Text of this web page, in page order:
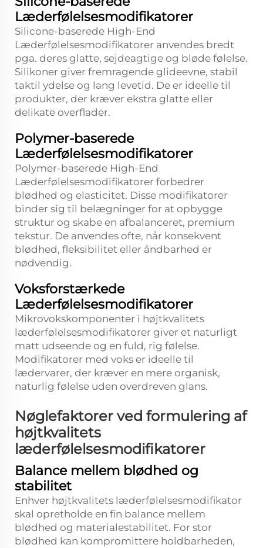
Læderfølelsesmodifikatorer
Silicone-baserede High-End
Læderfølelsesmodifikatorer anvendes bredt
pga. deres glatte, sejdeagtige og bløde følelse.
Silikoner giver fremragende glideevne, stabil
taktil ydelse og lang levetid. De er ideelle til
produkter, der kræver ekstra glatte eller
delikate overflader.
Polymer-baserede
Læderfølelsesmodifikatorer
Polymer-baserede High-End
Læderfølelsesmodifikatorer forbedrer
blødhed og elasticitet. Disse modifikatorer
binder sig til belægninger for at opbygge
struktur og skabe en afbalanceret, premium
tekstur. De anvendes ofte, når konsekvent
blødhed, fleksibilitet eller åndbarhed er
nødvendig.
Voksforstærkede
Læderfølelsesmodifikatorer
Mikrovokskomponenter i højtkvalitets
læderfølelsesmodifikatorer giver et naturligt
matt udseende og en fuld, rig følelse.
Modifikatorer med voks er ideelle til
lædervarer, der kræver en mere organisk,
naturlig følelse uden overdreven glans.
Nøglefaktorer ved formulering af
højtkvalitets
læderfølelsesmodifikatorer
Balance mellem blødhed og
stabilitet
Enhver højtkvalitets læderfølelsesmodifikator
skal opretholde en fin balance mellem
blødhed og materialestabilitet. For stor
blødhed kan kompromittere holdbarheden,